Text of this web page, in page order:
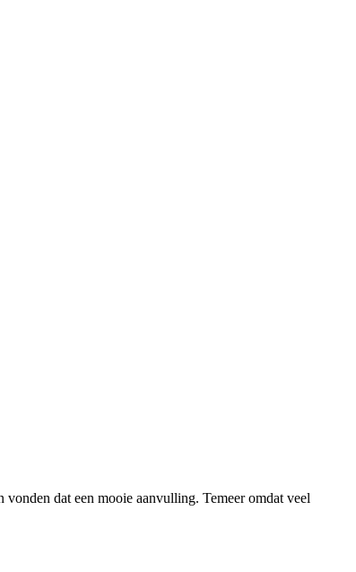
dat een mooie aanvulling. Temeer omdat veel